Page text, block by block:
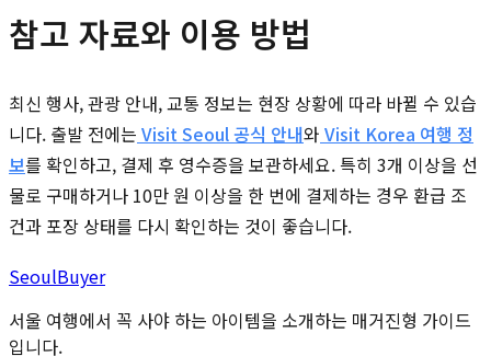
참고 자료와 이용 방법
최신 행사, 관광 안내, 교통 정보는 현장 상황에 따라 바뀔 수 있습
니다. 출발 전에는 Visit Seoul 공식 안내와 Visit Korea 여행 정
보를 확인하고, 결제 후 영수증을 보관하세요. 특히 3개 이상을 선
물로 구매하거나 10만 원 이상을 한 번에 결제하는 경우 환급 조
건과 포장 상태를 다시 확인하는 것이 좋습니다.
SeoulBuyer
서울 여행에서 꼭 사야 하는 아이템을 소개하는 매거진형 가이드
입니다.